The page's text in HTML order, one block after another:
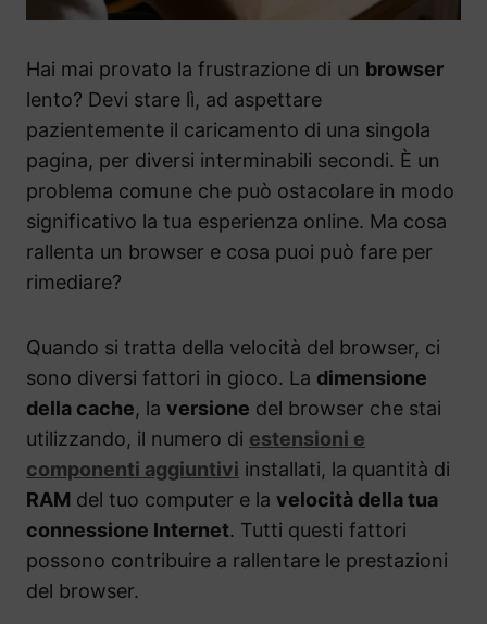
Hai mai provato la frustrazione di un browser
lento? Devi stare lì, ad aspettare
pazientemente il caricamento di una singola
pagina, per diversi interminabili secondi. È un
problema comune che può ostacolare in modo
significativo la tua esperienza online. Ma cosa
rallenta un browser e cosa puoi può fare per
rimediare?
Quando si tratta della velocità del browser, ci
sono diversi fattori in gioco. La dimensione
della cache, la versione del browser che stai
utilizzando, il numero di estensioni e
componenti aggiuntivi installati, la quantità di
RAM del tuo computer e la velocità della tua
connessione Internet. Tutti questi fattori
possono contribuire a rallentare le prestazioni
del browser.